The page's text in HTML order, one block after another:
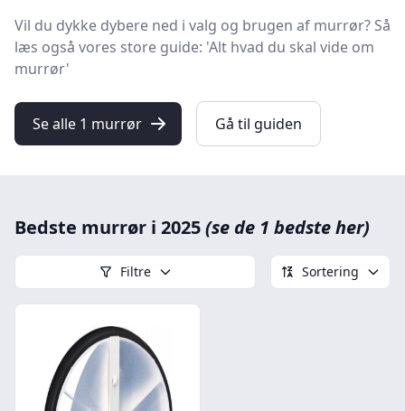
Vil du dykke dybere ned i valg og brugen af murrør? Så
læs også vores store guide: 'Alt hvad du skal vide om
murrør'
Se alle 1 murrør Gå til guiden
Bedste murrør i 2025(se de 1 bedste her)
Filtre Sortering